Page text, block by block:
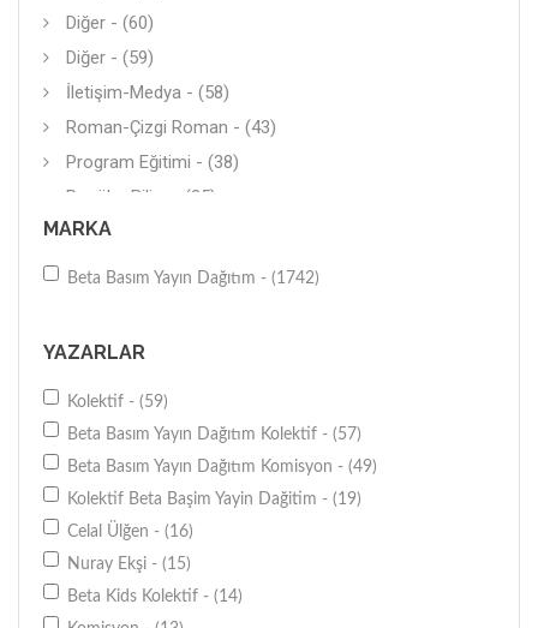
Diğer - (60)
Diğer - (59)
İletişim-Medya - (58)
Roman-Çizgi Roman - (43)
Program Eğitimi - (38)
Popüler Bilim - (35)
Diğer - (35)
Okul Öncesi - (34)
Eğlence-Beceri Geliştirme - (23)
Pazarlama-Satış - (22)
Uygulamalı Bilimler - (22)
Diğer - (21)
Boyama Kitabı - (21)
Temel Kitaplar - (21)
MARKA
Beta Basım Yayın Dağıtım - (1742)
YAZARLAR
Kolektif - (59)
Beta Basım Yayın Dağıtım Kolektif - (57)
Beta Basım Yayın Dağıtım Komisyon - (49)
Kolektif Beta Başim Yayin Dağitim - (19)
Celal Ülğen - (16)
Nuray Ekşi - (15)
Beta Kids Kolektif - (14)